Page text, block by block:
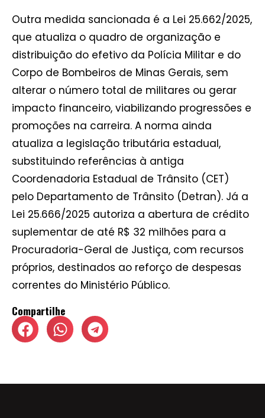
Outra medida sancionada é a Lei 25.662/2025,
que atualiza o quadro de organização e
distribuição do efetivo da Polícia Militar e do
Corpo de Bombeiros de Minas Gerais, sem
alterar o número total de militares ou gerar
impacto financeiro, viabilizando progressões e
promoções na carreira. A norma ainda
atualiza a legislação tributária estadual,
substituindo referências à antiga
Coordenadoria Estadual de Trânsito (CET)
pelo Departamento de Trânsito (Detran). Já a
Lei 25.666/2025 autoriza a abertura de crédito
suplementar de até R$ 32 milhões para a
Procuradoria-Geral de Justiça, com recursos
próprios, destinados ao reforço de despesas
correntes do Ministério Público.
Compartilhe